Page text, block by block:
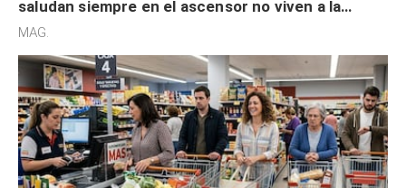
saludan siempre en el ascensor no viven a la
defensiva y tienen apertura social
MAG.